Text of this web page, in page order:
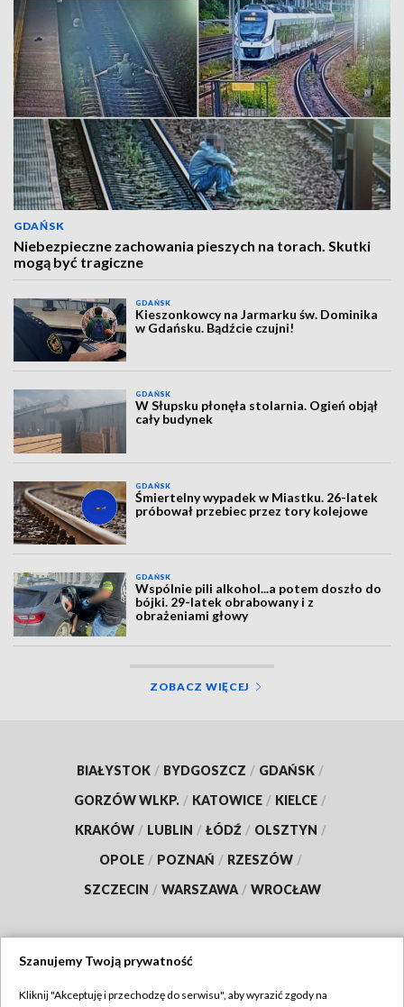
GDAŃSK
Niebezpieczne zachowania pieszych na torach. Skutki
mogą być tragiczne
GDAŃSK
Kieszonkowcy na Jarmarku św. Dominika
w Gdańsku. Bądźcie czujni!
GDAŃSK
W Słupsku płonęła stolarnia. Ogień objął
cały budynek
GDAŃSK
Śmiertelny wypadek w Miastku. 26-latek
próbował przebiec przez tory kolejowe
GDAŃSK
Wspólnie pili alkohol...a potem doszło do
bójki. 29-latek obrabowany i z
obrażeniami głowy
ZOBACZ WIĘCEJ
BIAŁYSTOK / BYDGOSZCZ / GDAŃSK /
GORZÓW WLKP. / KATOWICE / KIELCE /
KRAKÓW / LUBLIN / ŁÓDŹ / OLSZTYN /
OPOLE / POZNAŃ / RZESZÓW /
SZCZECIN / WARSZAWA / WROCŁAW
Szanujemy Twoją prywatność
Kliknij "Akceptuję i przechodzę do serwisu", aby wyrazić zgody na